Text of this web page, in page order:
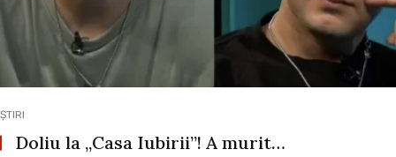
ȘTIRI
Doliu la „Casa Iubirii”! A murit…